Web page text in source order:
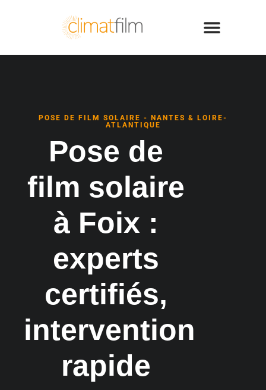
POSE DE FILM SOLAIRE - NANTES & LOIRE-
ATLANTIQUE
Pose de
film solaire
à Foix :
experts
certifiés,
intervention
rapide